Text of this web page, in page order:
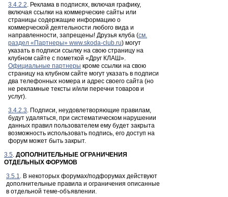
3.4.2.2. Реклама в подписях, включая графику,
включая ссылки на коммерческие сайты или
страницы содержащие информацию о
коммерческой деятельности любого вида и
направленности, запрещены! Друзья клуба (см.
раздел «Партнеры» www.skoda-club.ru) могут
указать в подписи ссылку на свою страницу на
клубном сайте с пометкой «Друг КЛАШ».
Официальные партнеры кроме ссылки на свою
страницу на клубном сайте могут указать в подписи
два телефонных номера и адрес своего сайта (но
не рекламные тексты и/или перечни товаров и
услуг).
3.4.2.3. Подписи, неудовлетворяющие правилам,
будут удаляться, при систематическом нарушении
данных правил пользователем ему будет закрыта
возможность использовать подпись, его доступ на
форум может быть закрыт.
3.5. ДОПОЛНИТЕЛЬНЫЕ ОГРАНИЧЕНИЯ
ОТДЕЛЬНЫХ ФОРУМОВ
3.5.1. В некоторых форумах/подфорумах действуют
дополнительные правила и ограничения описанные
в отдельной теме-объявлении.